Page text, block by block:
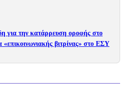
για την κατάρρευση οροφής στο
βιτρίνας» στο ΕΣΥ